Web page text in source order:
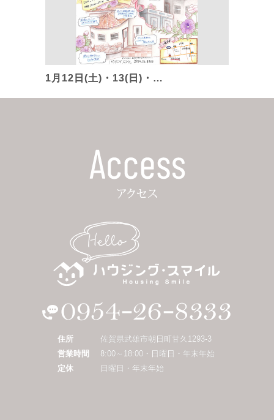
1月12日(土)・13(日)・…
住所
佐賀県武雄市朝日町甘久1293-3
営業時間
8:00～18:00・日曜日・年末年始
定休
日曜日・年末年始